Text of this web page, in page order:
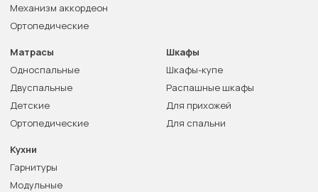
Механизм аккордеон
Ортопедические
Матрасы
Односпальные
Двуспальные
Детские
Ортопедические
Шкафы
Шкафы-купе
Распашные шкафы
Для прихожей
Для спальни
Кухни
Гарнитуры
Модульные